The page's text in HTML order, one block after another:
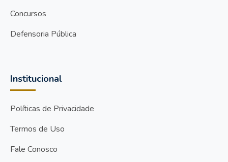
Concursos
Defensoria Pública
Institucional
Políticas de Privacidade
Termos de Uso
Fale Conosco